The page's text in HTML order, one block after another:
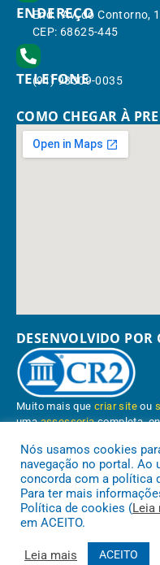
ENDEREÇO
End.: Av. do Contorno,
CEP: 68625-445
TELEFONE
(91) 98309-0035
COMO CHEGAR À
DESENVOLVIDO POR
Muito mais quecriar site ou
umaassessoriacompleta,
Conheça oPNTP e oRadar
Nós usamos cookies
navegação no portal. Ao
concorda com a política
Para ter mais
Política de cookies (Leia
em ACEITO.
Leia mais ACEITO